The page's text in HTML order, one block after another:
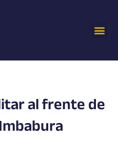
al frente de